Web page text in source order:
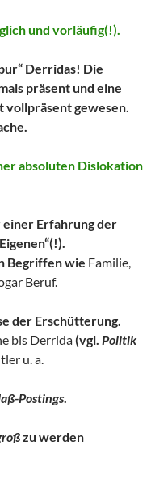
und vorläufig(!).
Derridas! Die
präsent und eine
vollpräsent gewesen.
absoluten Dislokation
einer Erfahrung der
Begriffen wie Familie,
Beruf.
der Erschütterung.
bis Derrida(vgl. Politik
u. a.
Postings.
zu werden